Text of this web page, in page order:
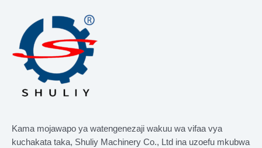
Kama mojawapo ya watengenezaji wakuu wa vifaa vya
kuchakata taka, Shuliy Machinery Co., Ltd ina uzoefu mkubwa